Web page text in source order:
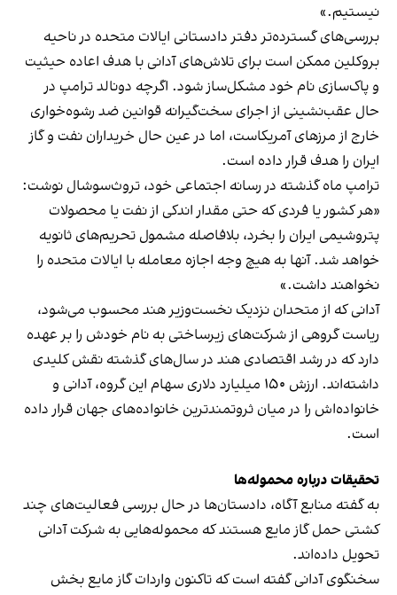
نیستیم.»
بررسی‌های گسترده‌تر دفتر دادستانی ایالات متحده در ناحیه
بروکلین ممکن است برای تلاش‌های آدانی با هدف اعاده حیثیت
و پاک‌سازی نام خود مشکل‌ساز شود. اگرچه دونالد ترامپ در
حال عقب‌نشینی از اجرای سخت‌گیرانه قوانین ضد رشوه‌خواری
خارج از مرزهای آمریکاست، اما در عین حال خریداران نفت و گاز
ایران را هدف قرار داده است.
ترامپ ماه گذشته در رسانه اجتماعی خود، تروث‌سوشال نوشت:
«هر کشور یا فردی که حتی مقدار اندکی از نفت یا محصولات
پتروشیمی ایران را بخرد، بلافاصله مشمول تحریم‌های ثانویه
خواهد شد. آنها به هیچ وجه اجازه معامله با ایالات متحده را
نخواهند داشت.»
آدانی که از متحدان نزدیک نخست‌وزیر هند محسوب می‌شود،
ریاست گروهی از شرکت‌های زیرساختی به نام خودش را بر عهده
دارد که در رشد اقتصادی هند در سال‌های گذشته نقش کلیدی
داشته‌اند. ارزش ۱۵۰ میلیارد دلاری سهام این گروه، آدانی و
خانواده‌اش را در میان ثروتمندترین خانواده‌های جهان قرار داده
است.
تحقیقات درباره محموله‌ها
به گفته منابع آگاه، دادستان‌ها در حال بررسی فعالیت‌های چند
کشتی حمل گاز مایع هستند که محموله‌هایی به شرکت آدانی
تحویل داده‌اند.
سخنگوی آدانی گفته است که تاکنون واردات گاز مایع بخش